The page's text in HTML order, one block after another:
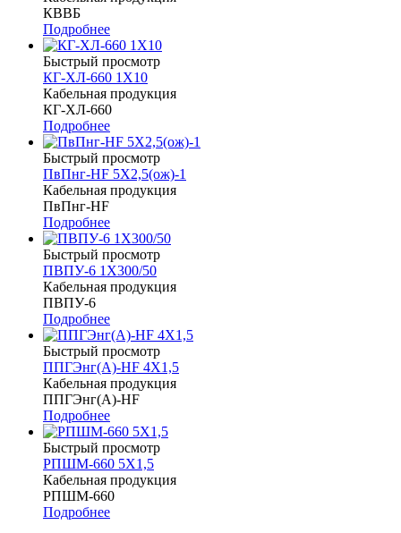
КВВБ
Подробнее
Быстрый просмотр
КГ-ХЛ-660 1Х10
Кабельная продукция
КГ-ХЛ-660
Подробнее
Быстрый просмотр
ПвПнг-HF 5Х2,5(ож)-1
Кабельная продукция
ПвПнг-HF
Подробнее
Быстрый просмотр
ПВПУ-6 1Х300/50
Кабельная продукция
ПВПУ-6
Подробнее
Быстрый просмотр
ППГЭнг(А)-HF 4Х1,5
Кабельная продукция
ППГЭнг(А)-HF
Подробнее
Быстрый просмотр
РПШМ-660 5Х1,5
Кабельная продукция
РПШМ-660
Подробнее